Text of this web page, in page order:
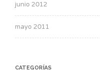
junio 2012
mayo 2011
CATEGORÍAS